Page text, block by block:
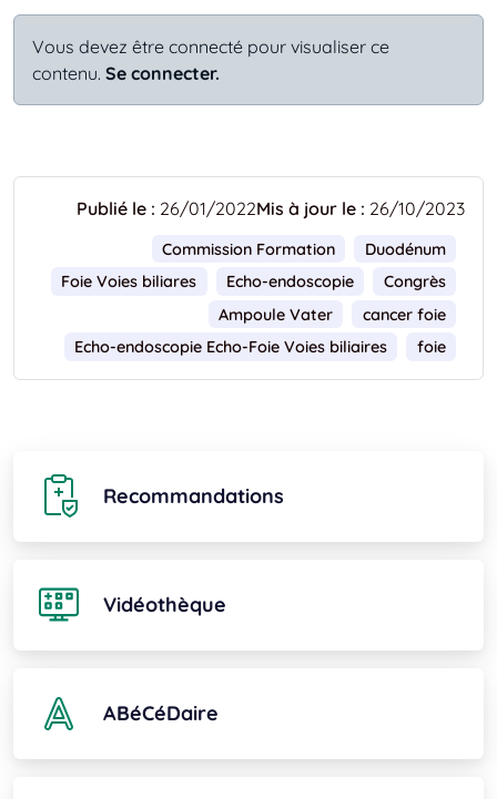
Vous devez être connecté pour visualiser ce
contenu. Se connecter.
Publié le : 26/01/2022Mis à jour le : 26/10/2023
Commission Formation
Duodénum
Foie Voies biliares
Echo-endoscopie
Congrès
Ampoule Vater
cancer foie
Echo-endoscopie Echo-Foie Voies biliaires
foie
Recommandations
Vidéothèque
ABéCéDaire